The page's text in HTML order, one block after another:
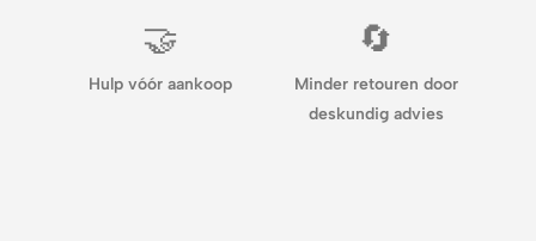
🤝
Hulp vóór aankoop
🔄
Minder retouren door
deskundig advies